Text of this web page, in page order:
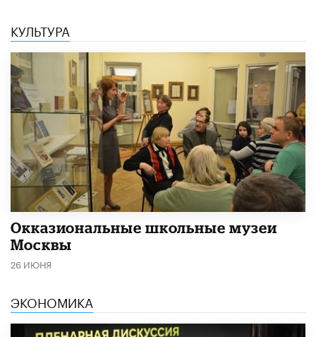
КУЛЬТУРА
​Окказиональные школьные музеи
Москвы
26 ИЮНЯ
ЭКОНОМИКА